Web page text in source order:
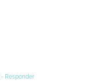
- Responder